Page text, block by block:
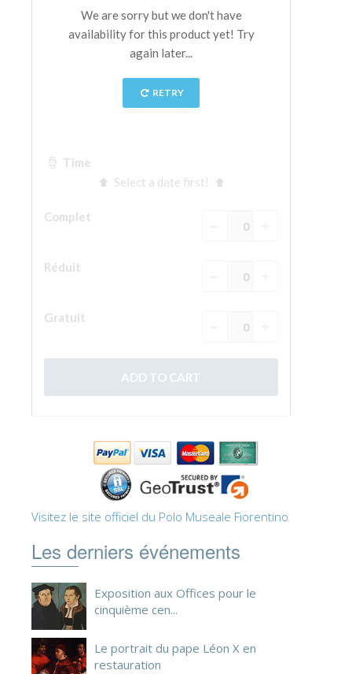
Le Corridor de Vasari
Le Palazzo Vecchio
Santa Maria Novella
Visitez le site officiel du Polo Museale Fiorentino
Les derniers événements
Exposition aux Offices pour le
cinquième cen...
Le portrait du pape Léon X en
restauration